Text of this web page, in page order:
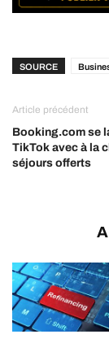
SOURCE
Article précédent
Booking.com se
TikTok avec à la
séjours offerts